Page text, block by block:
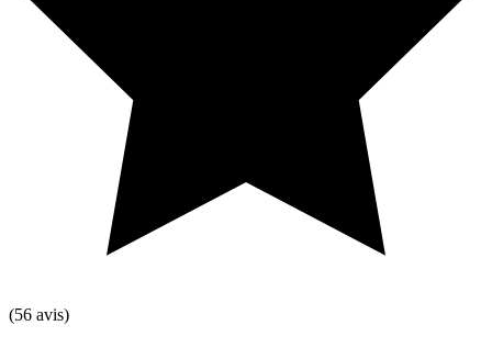
(56 avis)